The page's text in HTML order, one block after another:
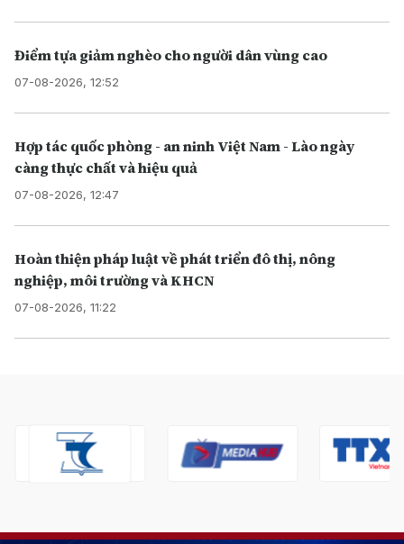
Điểm tựa giảm nghèo cho người dân vùng cao
07-08-2026, 12:52
Hợp tác quốc phòng - an ninh Việt Nam - Lào ngày
càng thực chất và hiệu quả
07-08-2026, 12:47
Hoàn thiện pháp luật về phát triển đô thị, nông
nghiệp, môi trường và KHCN
07-08-2026, 11:22